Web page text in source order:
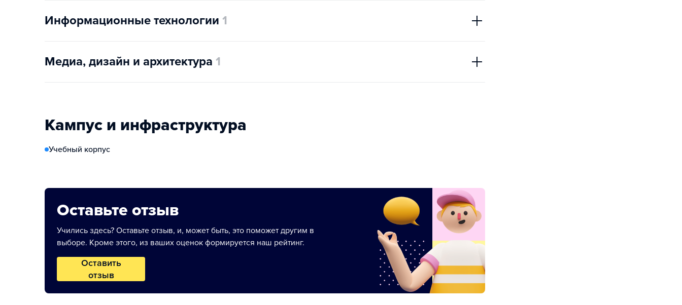
Информационные технологии 1
Медиа, дизайн и архитектура 1
Кампус и инфраструктура
Учебный корпус
Оставьте отзыв
Учились здесь? Оставьте отзыв, и, может быть, это поможет другим в
выборе. Кроме этого, из ваших оценок формируется наш рейтинг.
Оставить
отзыв